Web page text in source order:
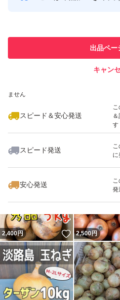
箱は 空き箱を使用します。箱
新玉ねぎは普通の玉ねぎと違
そのため「常温で長期保存」は
一番おすすめ：冷蔵保存
保存方法
1個ずつキッチンペーパーで包
湿気で腐りやすいので、 キッ
換すると長持ちします。
種類...玉ねぎ
で
ません
スピード＆安心発送
す
スピード発送
に
安心発送
こ
発
出品ペー
キャン
2,400円 いいね！
2,500円